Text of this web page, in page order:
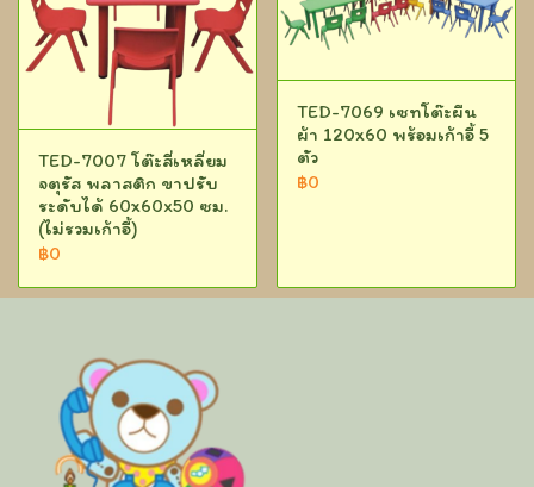
TED-7007 โต๊ะสี่เหลี่ยม
จตุรัส พลาสติก ขาปรับ
ระดับได้ 60x60x50 ซม.
(ไม่รวมเก้าอี้)
฿0
TED-7069 เซทโต๊ะผืน
ผ้า 120x60 พร้อมเก้าอี้ 5
ตัว
฿0